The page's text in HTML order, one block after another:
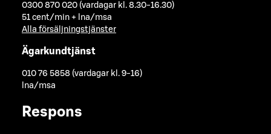
0300 870 020 (vardagar kl. 8.30-16.30)
51 cent/min + lna/msa
Alla försäljningstjänster
Ägarkundtjänst
010 76 5858 (vardagar kl. 9-16)
lna/msa
Respons